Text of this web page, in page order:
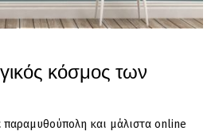
κόσμος των
παραμυθούπολη και μάλιστα online